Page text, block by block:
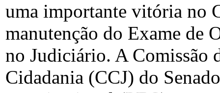
uma importante vitória no
manutenção do Exame de
no Judiciário. A Comissão
Cidadania (CCJ) do